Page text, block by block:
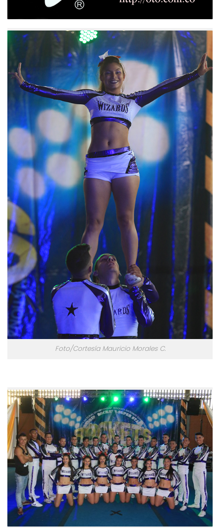
Foto/Cortesía Mauricio Morales C.